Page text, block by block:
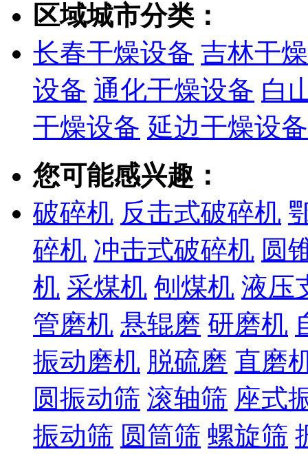
区域城市分类：
长春干燥设备 吉林干
设备 通化干燥设备 白
干燥设备 延边干燥设备
您可能感兴趣：
破碎机 反击式破碎机
碎机 冲击式破碎机 圆
机 采煤机 刨煤机 液压
管磨机 悬辊磨 研磨机
振动磨机 脱硫磨 直磨
圆振动筛 滚轴筛 座式
振动筛 圆筒筛 螺旋筛